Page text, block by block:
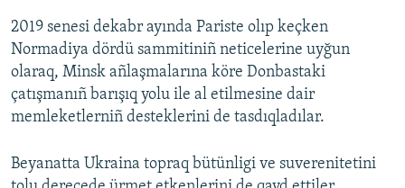
2019 senesi dekabr ayında Pariste olıp keçken
Normadiya dördü sammitiniñ neticelerine uyğun
olaraq, Minsk añlaşmalarına köre Donbastaki
çatışmanıñ barışıq yolu ile al etilmesine dair
memleketlerniñ desteklerini de tasdıqladılar.
Beyanatta Ukraina topraq bütünligi ve suverenitetini